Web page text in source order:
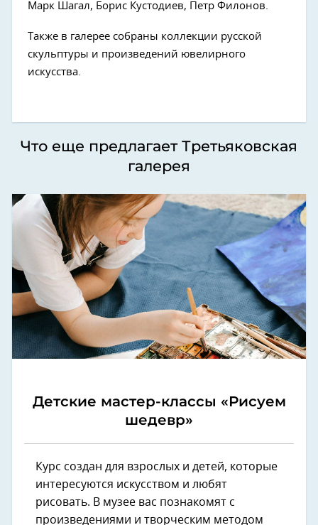
Марк Шагал, Борис Кустодиев, Петр Филонов.
Также в галерее собраны коллекции русской
скульптуры и произведений ювелирного
искусства.
Что еще предлагает Третьяковская
галерея
Детские мастер-классы «Рисуем
шедевр»
Курс создан для взрослых и детей, которые
интересуются искусством и любят
рисовать. В музее вас познакомят с
произведениями и творческим методом